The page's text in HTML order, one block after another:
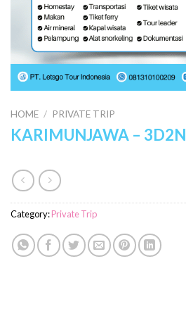
HOME / PRIVATE TRIP
KARIMUNJAWA – 3D2N
Category:Private Trip